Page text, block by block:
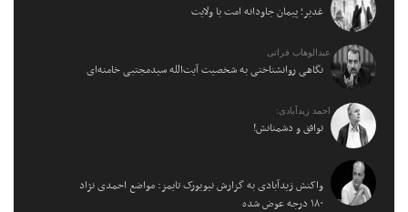
غدیر؛ پیمان جاودانه امت با ولایت
عبدالوهاب فراتی
نگاهی روانشناختی به شخصیت آیت‌الله سیدمجتبی خامنه‌ای
احمد زیدآبادی:
توافق و دشمنانش!
واکنش زیدآبادی به گزارش نیویورک تایمز: مواضع احمدی نژاد
۱۸۰ درجه عوض شده